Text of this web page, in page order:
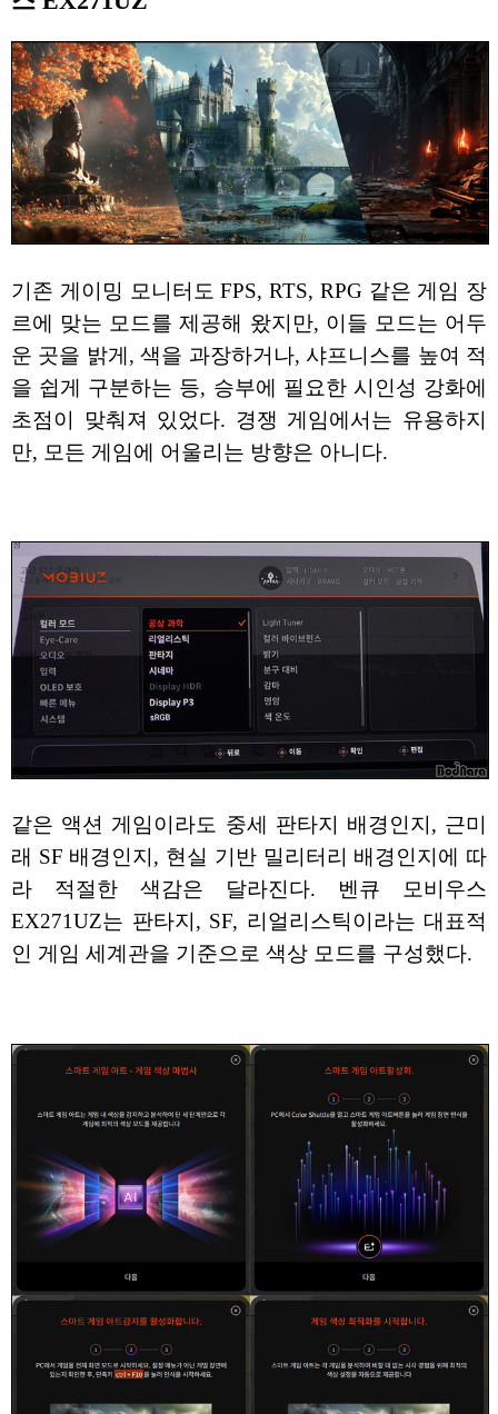
기존 게이밍 모니터도 FPS, RTS, RPG 같은 게임 장
르에 맞는 모드를 제공해 왔지만, 이들 모드는 어두
운 곳을 밝게, 색을 과장하거나, 샤프니스를 높여 적
을 쉽게 구분하는 등, 승부에 필요한 시인성 강화에
초점이 맞춰져 있었다. 경쟁 게임에서는 유용하지
만, 모든 게임에 어울리는 방향은 아니다.
같은 액션 게임이라도 중세 판타지 배경인지, 근미
래 SF 배경인지, 현실 기반 밀리터리 배경인지에 따
라 적절한 색감은 달라진다. 벤큐 모비우스
EX271UZ는 판타지, SF, 리얼리스틱이라는 대표적
인 게임 세계관을 기준으로 색상 모드를 구성했다.